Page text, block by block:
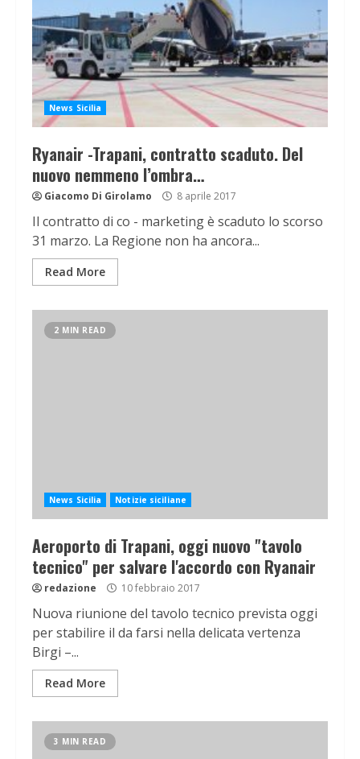
News Sicilia
Ryanair -Trapani, contratto scaduto. Del
nuovo nemmeno l’ombra…
Giacomo Di Girolamo 8 aprile 2017
Il contratto di co - marketing è scaduto lo scorso
31 marzo. La Regione non ha ancora...
Read More
2 MIN READ
News Sicilia Notizie siciliane
Aeroporto di Trapani, oggi nuovo "tavolo
tecnico" per salvare l'accordo con Ryanair
redazione 10 febbraio 2017
Nuova riunione del tavolo tecnico prevista oggi
per stabilire il da farsi nella delicata vertenza
Birgi –...
Read More
3 MIN READ